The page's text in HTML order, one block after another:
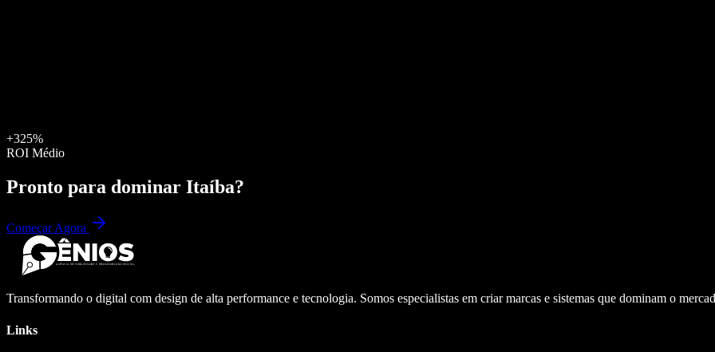
+325%
ROI Médio
Pronto para dominar Itaíba?
Começar Agora
Transformando o digital com design de alta performance e tecnologia. Somos especialistas em criar marcas e sistemas que dominam o
Links